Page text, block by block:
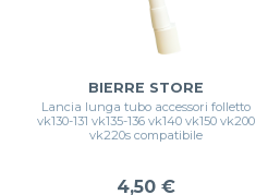
BIERRE STORE
Lancia lunga tubo accessori folletto
vk130-131 vk135-136 vk140 vk150 vk200
vk220s compatibile
4,50 €